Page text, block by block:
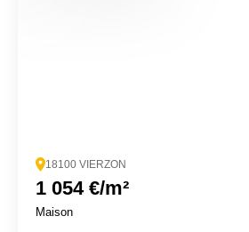
18100 VIERZON
1 054 €/m²
Maison